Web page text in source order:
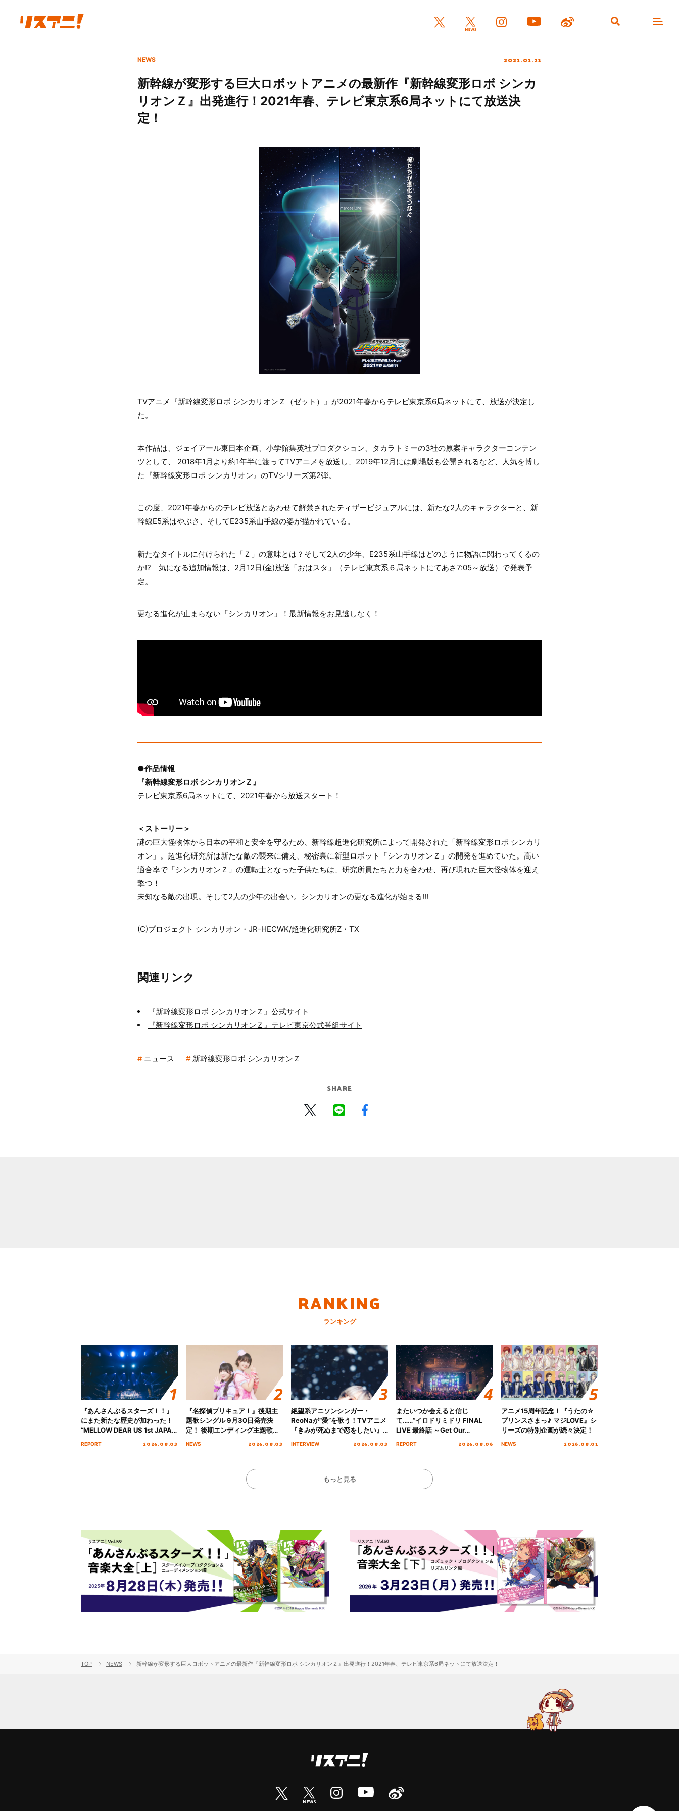
NEWS 2021.01.21
新幹線が変形する巨大ロボットアニメの最新作『新幹線変形ロボ シンカ
リオンＺ』出発進行！2021年春、テレビ東京系6局ネットにて放送決
定！
TVアニメ『新幹線変形ロボ シンカリオンＺ（ゼット）』が2021年春からテレビ東京系6局ネットにて、放送が決定し
た。
本作品は、ジェイアール東日本企画、小学館集英社プロダクション、タカラトミーの3社の原案キャラクターコンテン
ツとして、 2018年1月より約1年半に渡ってTVアニメを放送し、2019年12月には劇場版も公開されるなど、人気を博し
た『新幹線変形ロボ シンカリオン』のTVシリーズ第2弾。
この度、2021年春からのテレビ放送とあわせて解禁されたティザービジュアルには、新たな2人のキャラクターと、新
幹線E5系はやぶさ、そしてE235系山手線の姿が描かれている。
新たなタイトルに付けられた「Ｚ」の意味とは？そして2人の少年、E235系山手線はどのように物語に関わってくるの
か!? 気になる追加情報は、2月12日(金)放送「おはスタ」（テレビ東京系６局ネットにてあさ7:05～放送）で発表予
定。
更なる進化が止まらない「シンカリオン」！最新情報をお見逃しなく！
●作品情報
『新幹線変形ロボ シンカリオンＺ』
テレビ東京系6局ネットにて、2021年春から放送スタート！
＜ストーリー＞
謎の巨大怪物体から日本の平和と安全を守るため、新幹線超進化研究所によって開発された「新幹線変形ロボ シンカリ
オン」。超進化研究所は新たな敵の襲来に備え、秘密裏に新型ロボット「シンカリオンＺ」の開発を進めていた。高い
適合率で「シンカリオンＺ」の運転士となった子供たちは、研究所員たちと力を合わせ、再び現れた巨大怪物体を迎え
撃つ！
未知なる敵の出現。そして2人の少年の出会い。シンカリオンの更なる進化が始まる!!!
(C)プロジェクト シンカリオン・JR-HECWK/超進化研究所Z・TX
関連リンク
『新幹線変形ロボ シンカリオンＺ』公式サイト
『新幹線変形ロボ シンカリオンＺ』テレビ東京公式番組サイト
ニュース 新幹線変形ロボ シンカリオンＺ
SHARE
RANKING
ランキング
『あんさんぶるスターズ！！』
にまた新たな歴史が加わった！
“MELLOW DEAR US 1st JAPAN
REPORT 2026.08.03
『名探偵プリキュア！』後期主
題歌シングル 9月30日発売決
定！ 後期エンディング主題歌
NEWS 2026.08.03
絶望系アニソンシンガー・
ReoNaが“愛”を歌う！TVアニメ
『きみが死ぬまで恋をしたい』
INTERVIEW 2026.08.03
またいつか会えると信じ
て……“イロドリミドリ FINAL
LIVE 最終話 ～Get Our
REPORT 2026.08.06
アニメ15周年記念！『うたの☆
プリンスさまっ♪ マジLOVE』シ
リーズの特別企画が続々決定！
NEWS 2026.08.01
もっと見る
TOP NEWS 新幹線が変形する巨大ロボットアニメの最新作『新幹線変形ロボ シンカリオンＺ』出発進行！2021年春、テレビ東京系6局ネットにて放送決定！